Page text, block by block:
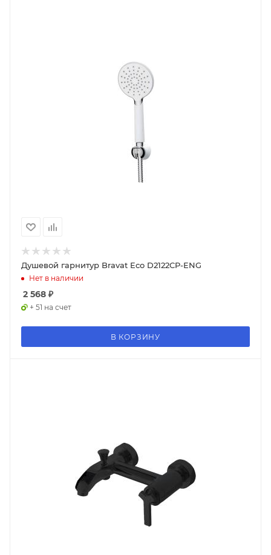
Душевой гарнитур Bravat Eco D2122CP-ENG
Нет в наличии
2 568 ₽
+ 51 на счет
В КОРЗИНУ